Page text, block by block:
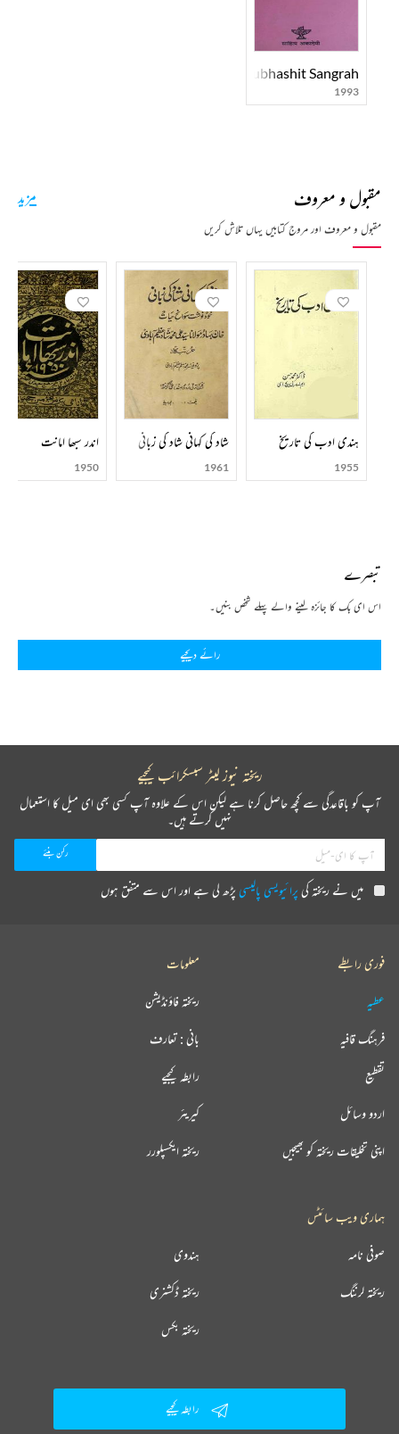
Subhashit Sangrah
1993
مقبول و معروف
مقبول و معروف اور مروج کتابیں یہاں تلاش کریں
مزید
ہندی ادب کی تاریخ
1955
شاد کی کہانی شاد کی زبانی
1961
اندر سبھا امانت
1950
تبصرے
اس ای بک کا جائزہ لینے والے پہلے شخص بنیں۔
رائے دیجیے
ریختہ نیوز لیٹر سبسکرائب کیجیے
آپ کو باقاعدگی سے کچھ حاصل کرنا ہے لیکن اس کے علاوہ آپ کسی بھی ای میل کا استعمال
نہیں کرتے ہیں۔
میں نے ریختہ کیپرائیویسی پالیسیپڑھ لی ہے اور اس سے متفق ہوں
فوری رابطے
عطیہ
فرہنگ قافیہ
تقطیع
اردو وسائل
اپنی تخلیقات ریختہ کو بھیجیں
معلومات
ریختہ فاؤنڈیشن
بانی : تعارف
رابطہ کیجیے
کیریئر
ریختہ ایکسپلورر
ہماری ویب سائٹس
ہندوی صوفی نامہ
ریختہ ڈکشنری ریختہ لرننگ
ریختہ بکس
رابطہ کیجیے